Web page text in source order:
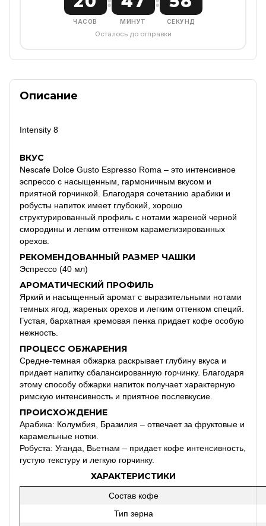
ЧАСОВ МИНУТ СЕКУНД
Осталось до отправки
Описание
Intensity 8
ВКУС
Nescafe Dolce Gusto Espresso Roma – это интенсивное
эспрессо с насыщенным, гармоничным вкусом и
приятной горчинкой. Благодаря сочетанию арабики и
робусты напиток имеет глубокий, хорошо
структурированный профиль с нотами жареной черной
смородины и легким оттенком карамелизированных
орехов.
РЕКОМЕНДОВАННЫЙ РАЗМЕР ЧАШКИ
Эспрессо (40 мл)
АРОМАТИЧЕСКИЙ ПРОФИЛЬ
Яркий и насыщенный аромат с выразительными нотами
темных ягод, жареных орехов и легким оттенком специй.
Густая, бархатная кремовая пенка придает кофе особую
нежность.
ПРОЦЕСС ОБЖАРЕНИЯ
Средне-темная обжарка раскрывает глубину вкуса и
придает напитку сбалансированную горчинку. Благодаря
этому способу обжарки напиток получает характерную
римскую интенсивность и приятное послевкусие.
ПРОИСХОЖДЕНИЕ
Арабика: Колумбия, Бразилия – отвечает за фруктовые и
карамельные нотки.
Робуста: Уганда, Вьетнам – придает кофе интенсивность,
густую текстуру и легкую горчинку.
ХАРАКТЕРИСТИКИ
Состав кофе
Тип зерна